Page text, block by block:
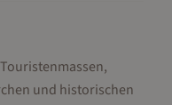
und historischen